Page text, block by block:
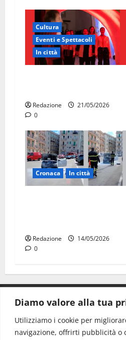
Diamo valore alla tua
Utilizziamo i cookie per
navigazione, offrirti pubblicità o
Cultura
Eventi e Spettacoli
In città
Redazione
21/05/2026
0
Cronaca In città
Redazione
14/05/2026
0
CONTATTI.
Redazione: